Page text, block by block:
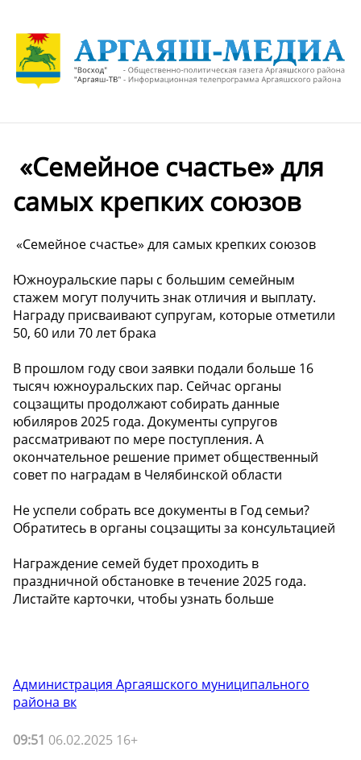
️ «Семейное счастье» для
самых крепких союзов
️ «Семейное счастье» для самых крепких союзов
Южноуральские пары с большим семейным
стажем могут получить знак отличия и выплату.
Награду присваивают супругам, которые отметили
50, 60 или 70 лет брака
В прошлом году свои заявки подали больше 16
тысяч южноуральских пар. Сейчас органы
соцзащиты продолжают собирать данные
юбиляров 2025 года. Документы супругов
рассматривают по мере поступления. А
окончательное решение примет общественный
совет по наградам в Челябинской области
Не успели собрать все документы в Год семьи?
Обратитесь в органы соцзащиты за консультацией
Награждение семей будет проходить в
праздничной обстановке в течение 2025 года.
Листайте карточки, чтобы узнать больше ️
Администрация Аргаяшского муниципального
района вк
09:51 06.02.2025 16+